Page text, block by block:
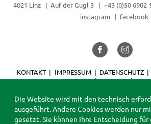
4021 Linz
Auf der Gugl 3 +43 (0)50 6902
instagram
facebook
KONTAKT IMPRESSUM DATENSCHUTZ
SITEMAP
LEITBILD
Die Website wird mit den technisch
ausgeführt. Andere Cookies werden nur
gesetzt. Sie können Ihre Entscheidung